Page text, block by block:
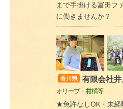
まで手掛ける冨田フ
に働きませんか？
香川県 有限会社井
オリーブ・柑橘等
★免許なしOK・未経